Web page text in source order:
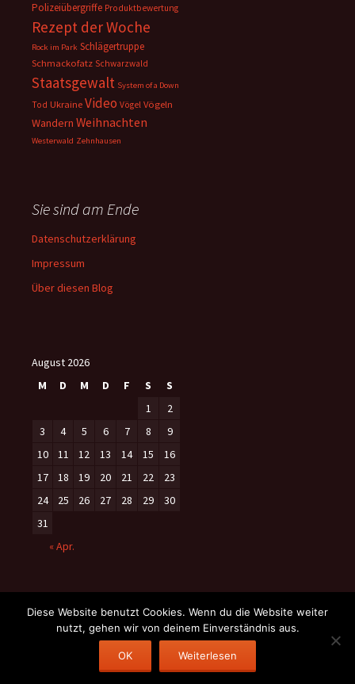
Polizeiübergriffe Produktbewertung
Rezept der Woche
Rock im Park Schlägertruppe
Schmackofatz Schwarzwald
Staatsgewalt System of a Down
Tod Ukraine Video Vögel Vögeln
Wandern Weihnachten
Westerwald Zehnhausen
Sie sind am Ende
Datenschutzerklärung
Impressum
Über diesen Blog
August 2026
M
D M D F S
S
1
2
3
4 5 6 7 8
9
10
11 12 13 14 15
16
17
18 19 20 21 22
23
24
25 26 27 28 29
30
31
« Apr.
Datenschutzerklärung Stolz präsentiert von WordPress
Diese Website benutzt Cookies. Wenn du die Website weiter
nutzt, gehen wir von deinem Einverständnis aus.
OK Weiterlesen